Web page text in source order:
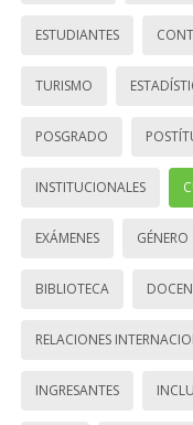
ESTUDIANTES
TURISMO
POSGRADO
INSTITUCIONALES
EXÁMENES GÉNERO
BIBLIOTECA
RELACIONES
INGRESANTES